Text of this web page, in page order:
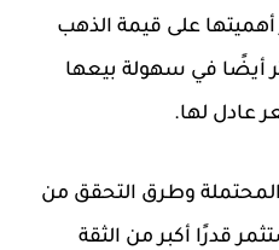
أهميتها على قيمة الذهب
أيضًا في سهولة بيعها
عادل لها.
وطرق التحقق من
قدرًا أكبر من الثقة